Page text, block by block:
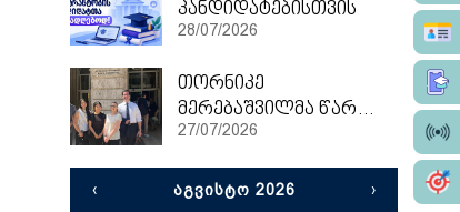
კანდიდატებისთვის
28/07/2026
თორნიკე
მერებაშვილმა წარჩინებით დაასრულა ეტვოშ ლორანის უნივერსიტეტის სამაგისტრო პროგრამა
27/07/2026
‹ ᲐᲒᲕᲘᲡᲢᲝ 2026 ›